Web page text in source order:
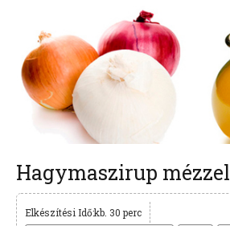
Hagymaszirup mézzel
Elkészítési Idő:kb. 30 perc